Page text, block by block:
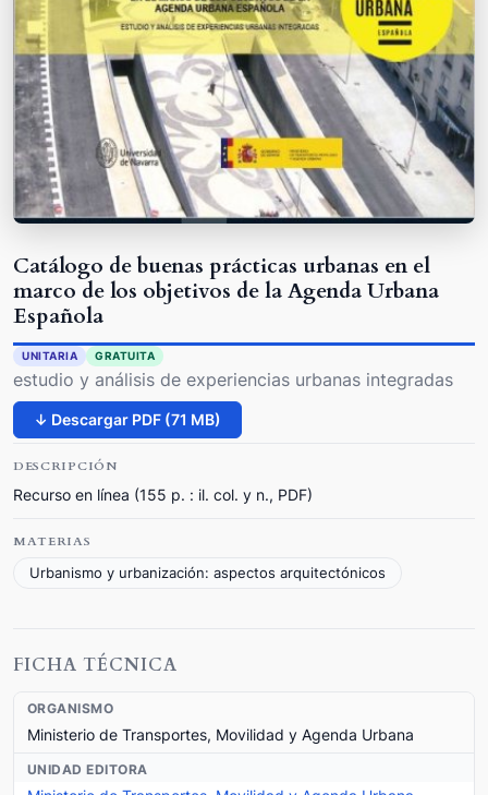
Catálogo de buenas prácticas urbanas en el
marco de los objetivos de la Agenda Urbana
Española
UNITARIA GRATUITA
estudio y análisis de experiencias urbanas integradas
↓ Descargar PDF (71 MB)
DESCRIPCIÓN
Recurso en línea (155 p. : il. col. y n., PDF)
MATERIAS
Urbanismo y urbanización: aspectos arquitectónicos
FICHA TÉCNICA
ORGANISMO
Ministerio de Transportes, Movilidad y Agenda Urbana
UNIDAD EDITORA